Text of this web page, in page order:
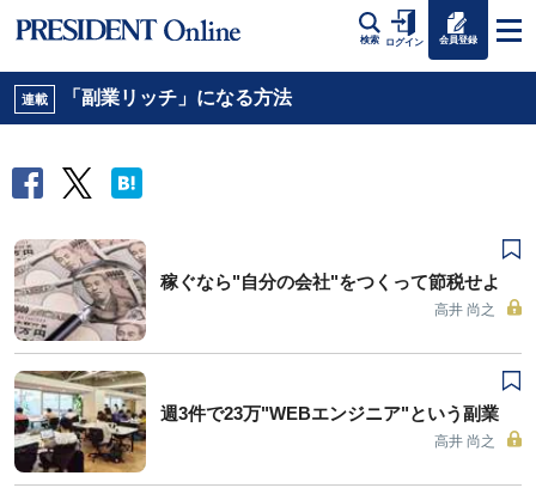
検索 ログイン 会員登録
連載 「副業リッチ」になる方法
稼ぐなら"自分の会社"をつくって節税せよ
高井 尚之
週3件で23万"WEBエンジニア"という副業
高井 尚之